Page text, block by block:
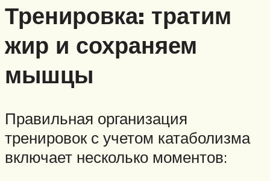
Тренировка: тратим
жир и сохраняем
мышцы
Правильная организация
тренировок с учетом катаболизма
включает несколько моментов: